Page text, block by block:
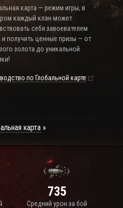
карта — режим игры, в
каждый клан может
себя завоевателем
и получить ценные призы — от
золота до уникальной
по Глобальной карте
карта
735
Средний урон за бой